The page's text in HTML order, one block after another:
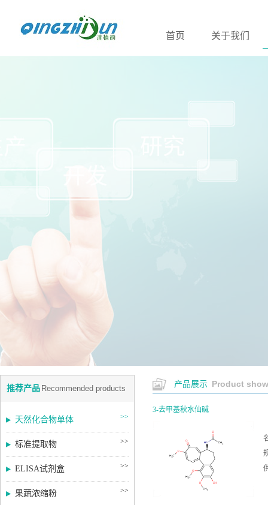
首页 关于我们
推荐产品 Recommended products
天然化合物单体 >>
标准提取物 >>
ELISA试剂盒 >>
果蔬浓缩粉 >>
产品展示 Product show
3-去甲基秋水仙碱